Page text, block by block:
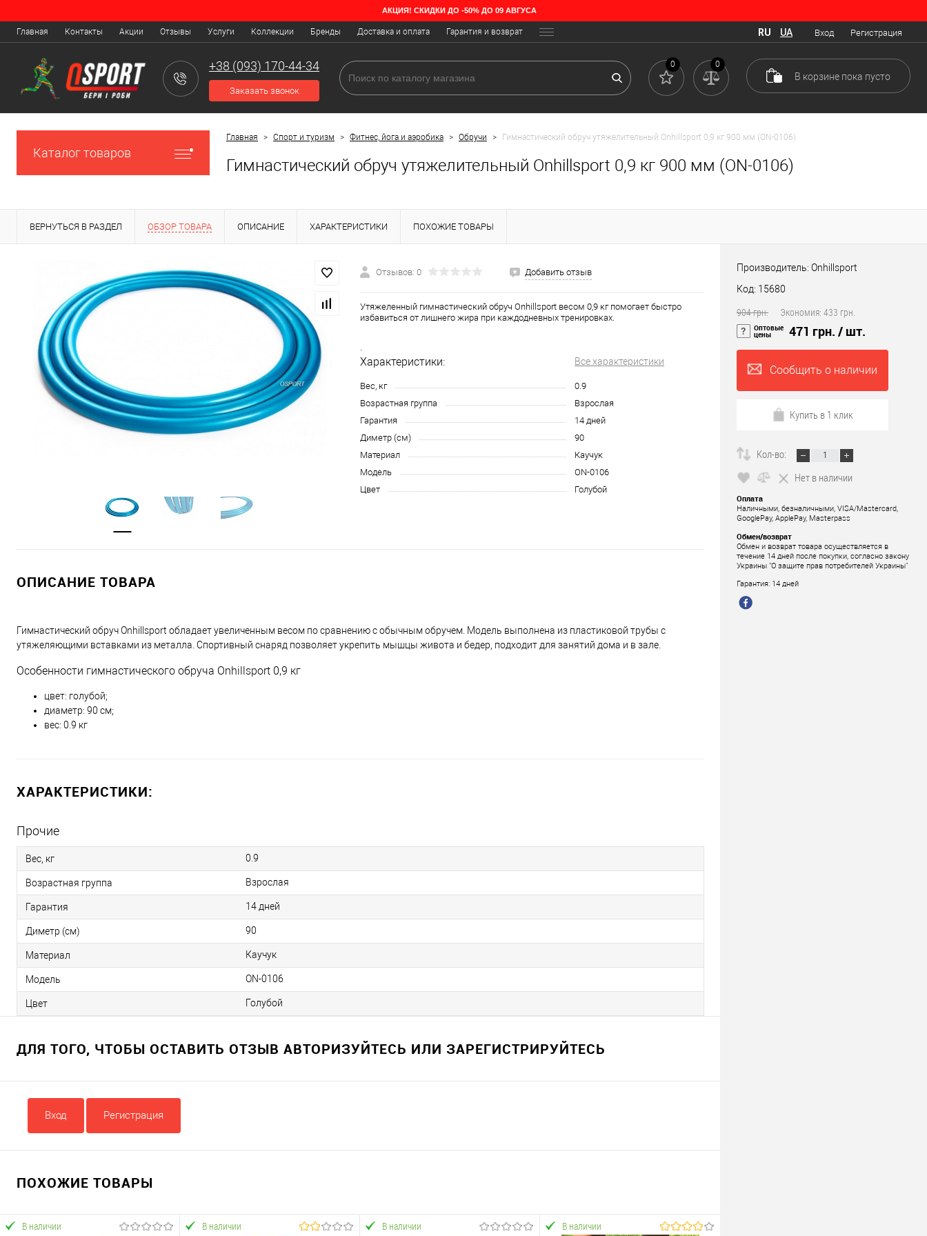
АКЦИЯ! СКИДКИ ДО -50% ДО 09 АВГУСА
Главная Контакты Акции Отзывы Услуги Коллекции Бренды Доставка и оплата Гарантия и возврат Вход Регистрация
RU UA
+38 (093) 170-44-34
Заказать звонок
0 0
В корзине пока пусто
Каталог товаров
Главная > Спорт и туризм > Фитнес, йога и аэробика > Обручи > Гимнастический обруч утяжелительный Onhillsport 0,9 кг 900 мм (ON-0106)
Гимнастический обруч утяжелительный Onhillsport 0,9 кг 900 мм (ON-0106)
ВЕРНУТЬСЯ В РАЗДЕЛ ОБЗОР ТОВАРА ОПИСАНИЕ ХАРАКТЕРИСТИКИ ПОХОЖИЕ ТОВАРЫ
Отзывов: 0 Добавить отзыв
Утяжеленный гимнастический обруч Onhillsport весом 0,9 кг помогает быстро
избавиться от лишнего жира при каждодневных тренировках.
Характеристики: Все характеристики
Вес, кг
0.9
Возрастная группа
Взрослая
Гарантия
14 дней
Диметр (см)
90
Материал
Каучук
Модель
ON-0106
Цвет
Голубой
ОПИСАНИЕ ТОВАРА
Гимнастический обруч Onhillsport обладает увеличенным весом по сравнению с обычным обручем. Модель выполнена из пластиковой трубы с
утяжеляющими вставками из металла. Спортивный снаряд позволяет укрепить мышцы живота и бедер, подходит для занятий дома и в зале.
Особенности гимнастического обруча Onhillsport 0,9 кг
цвет: голубой;
диаметр: 90 см;
вес: 0.9 кг
ХАРАКТЕРИСТИКИ:
Прочие
Вес, кг 0.9
Возрастная группа Взрослая
Гарантия 14 дней
Диметр (см) 90
Материал Каучук
Модель ON-0106
Цвет Голубой
ДЛЯ ТОГО, ЧТОБЫ ОСТАВИТЬ ОТЗЫВ АВТОРИЗУЙТЕСЬ ИЛИ ЗАРЕГИСТРИРУЙТЕСЬ
Вход Регистрация
ПОХОЖИЕ ТОВАРЫ
В наличии В наличии В наличии В наличии
Производитель: Onhillsport
Код: 15680
904 грн. Экономия: 433 грн.
Оптовые
цены 471 грн. / шт.
Сообщить о наличии
Купить в 1 клик
Кол-во:
Нет в наличии
Оплата
Наличными, безналичными, VISA/Mastercard,
GooglePay, ApplePay, Masterpass
Обмен/возврат
Обмен и возврат товара осуществляется в
течение 14 дней после покупки, согласно закону
Украины "О защите прав потребителей Украины"
Гарантия: 14 дней